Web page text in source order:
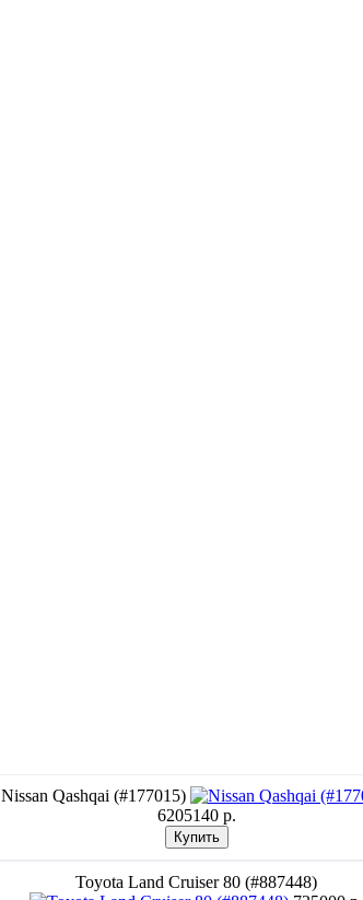
Nissan Qashqai (#177015)
6205140 p.
Toyota Land Cruiser 80 (#887448)